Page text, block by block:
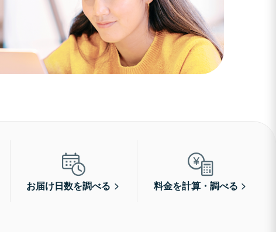
お届け日数を調べる 料金を計算・調べる